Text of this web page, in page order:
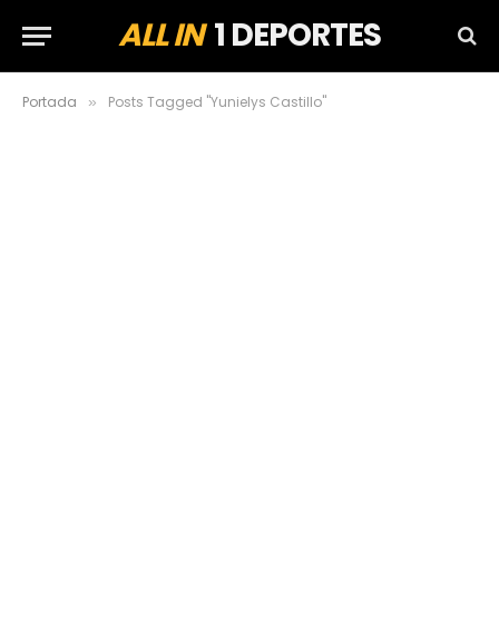
ALL IN1 DEPORTES
Portada » Posts Tagged "Yunielys Castillo"